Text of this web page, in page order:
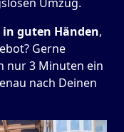
in guten Händen,
Gerne
nur 3 Minuten ein
nach Deinen